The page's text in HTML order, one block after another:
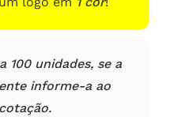
100 unidades, se a
informe-a ao